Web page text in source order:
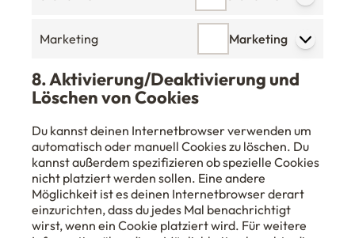
Marketing Marketing
8. Aktivierung/Deaktivierung und
Löschen von Cookies
Du kannst deinen Internetbrowser verwenden um
automatisch oder manuell Cookies zu löschen. Du
kannst außerdem spezifizieren ob spezielle Cookies
nicht platziert werden sollen. Eine andere
Möglichkeit ist es deinen Internetbrowser derart
einzurichten, dass du jedes Mal benachrichtigt
wirst, wenn ein Cookie platziert wird. Für weitere